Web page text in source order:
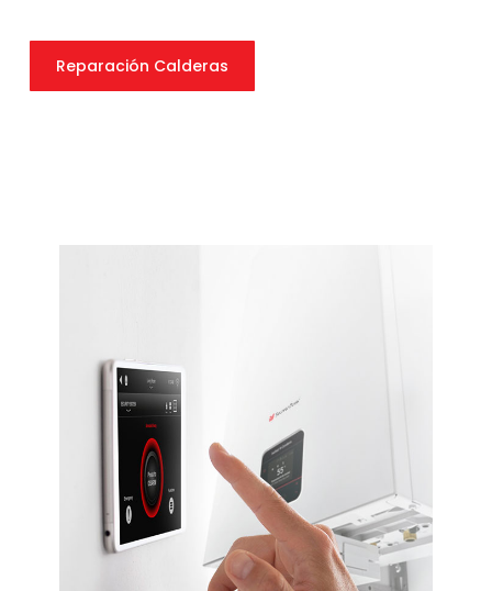
Reparación Calderas